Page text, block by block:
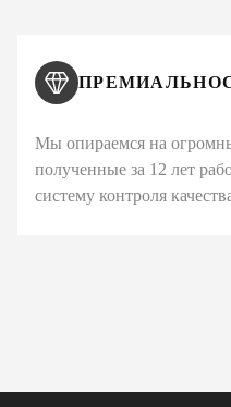
Мы опираемся на
полученные за 12 лет
систему контроля